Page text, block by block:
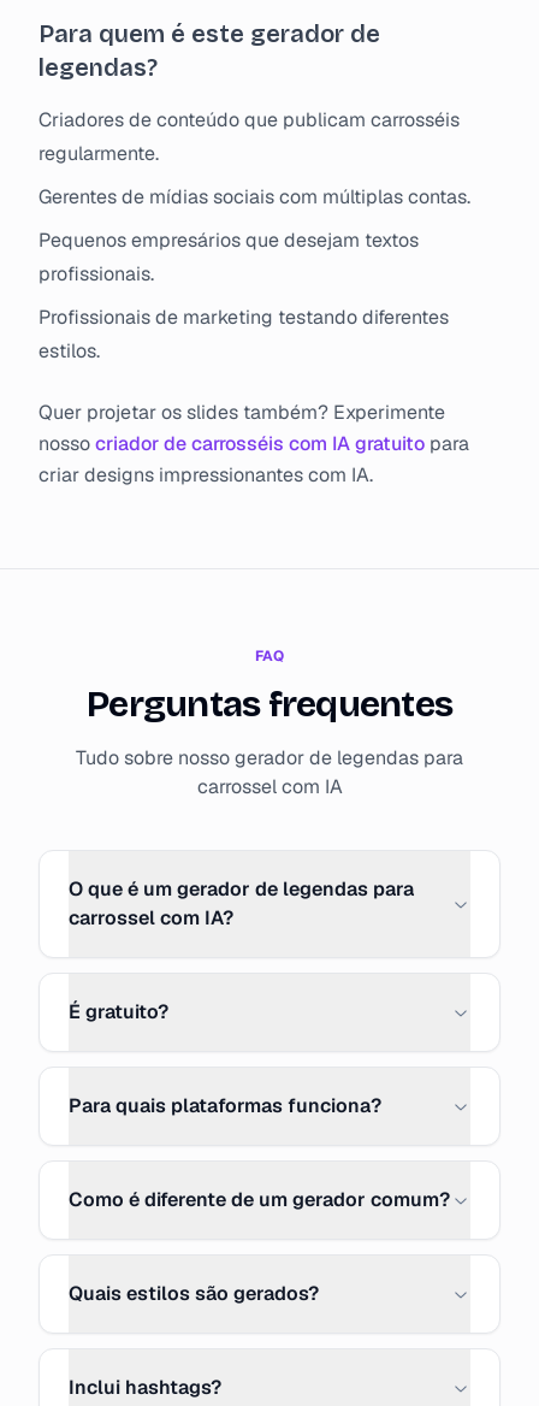
Para quem é este gerador de
legendas?
Criadores de conteúdo que publicam carrosséis
regularmente.
Gerentes de mídias sociais com múltiplas contas.
Pequenos empresários que desejam textos
profissionais.
Profissionais de marketing testando diferentes
estilos.
Quer projetar os slides também? Experimente
nossocriador de carrosséis com IA gratuito para
criar designs impressionantes com IA.
FAQ
Perguntas frequentes
Tudo sobre nosso gerador de legendas para
carrossel com IA
O que é um gerador de legendas para
carrossel com IA?
É gratuito?
Para quais plataformas funciona?
Como é diferente de um gerador comum?
Quais estilos são gerados?
Inclui hashtags?